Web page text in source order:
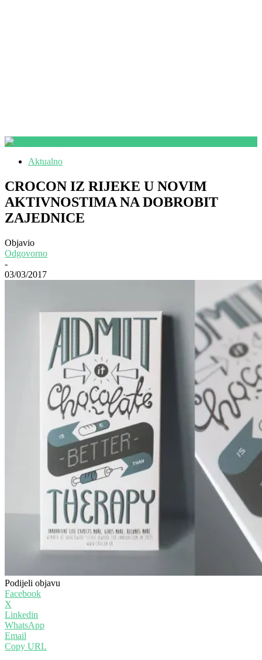
Aktualno
CROCON IZ RIJEKE U NOVIM
AKTIVNOSTIMA NA DOBROBIT
ZAJEDNICE
Objavio
Odgovorno
-
03/03/2017
Podijeli objavu
Facebook
X
Linkedin
WhatsApp
Email
Copy URL